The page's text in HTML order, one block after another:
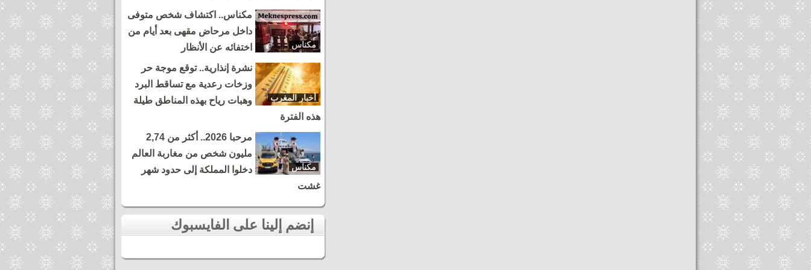
مكناس
مكناس.. اكتشاف شخص متوفى
داخل مرحاض مقهى بعد أيام من
اختفائه عن الأنظار
أخبار المغرب
نشرة إنذارية.. توقع موجة حر
وزخات رعدية مع تساقط البرد
وهبات رياح بهذه المناطق طيلة
هذه الفترة
مكناس
مرحبا 2026.. أكثر من 2,74
مليون شخص من مغاربة العالم
دخلوا المملكة إلى حدود شهر
غشت